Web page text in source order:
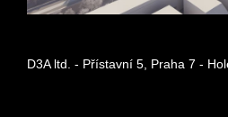
D3A ltd. - Přístavní 5, Praha 7 -